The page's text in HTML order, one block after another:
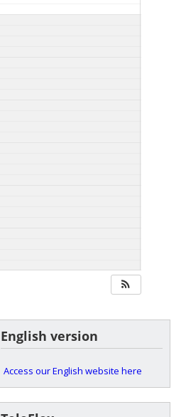
English version
Access our English website here